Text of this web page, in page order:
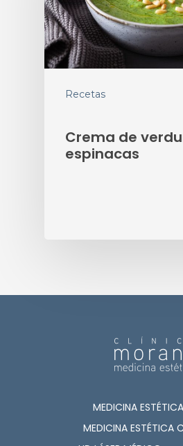
Recetas
Crema de
espinacas
MEDICINA
MEDICINA ESTÉTICA